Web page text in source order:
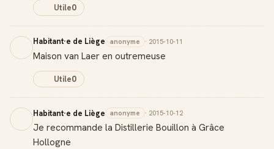
Utile0
Habitant·e de Liège anonyme · 2015-10-11
Maison van Laer en outremeuse
Utile0
Habitant·e de Liège anonyme · 2015-10-12
Je recommande la Distillerie Bouillon à Grâce
Hollogne